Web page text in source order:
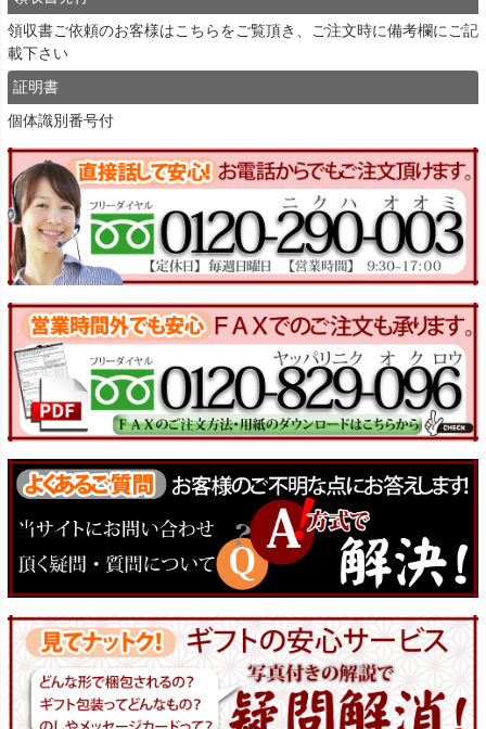
領収書ご依頼のお客様はこちらをご覧頂き、ご注文時に備考欄にご記
載下さい
証明書
個体識別番号付